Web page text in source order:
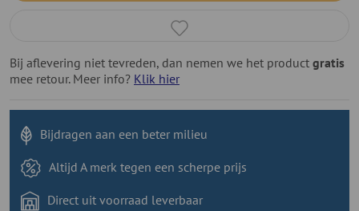
Bij aflevering niet tevreden, dan nemen we het product gratis
mee retour. Meer info? Klik hier
Bijdragen aan een beter milieu
Altijd A merk tegen een scherpe prijs
Direct uit voorraad leverbaar